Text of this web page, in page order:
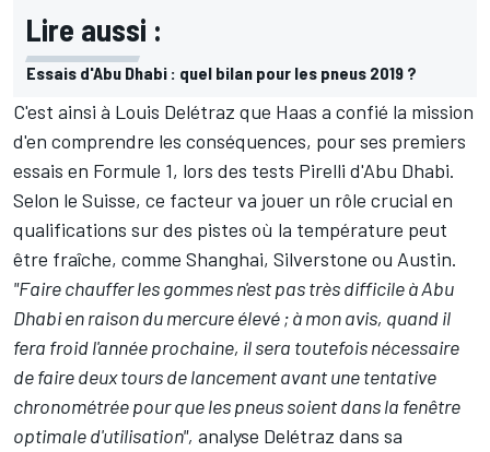
Lire aussi :
Essais d'Abu Dhabi : quel bilan pour les pneus 2019 ?
C'est ainsi à Louis Delétraz que Haas a confié la mission
d'en comprendre les conséquences, pour ses premiers
essais en Formule 1, lors des tests Pirelli d'Abu Dhabi.
Selon le Suisse, ce facteur va jouer un rôle crucial en
qualifications sur des pistes où la température peut
être fraîche, comme Shanghai, Silverstone ou Austin.
"Faire chauffer les gommes n'est pas très difficile à Abu
Dhabi en raison du mercure élevé ; à mon avis, quand il
fera froid l'année prochaine, il sera toutefois nécessaire
de faire deux tours de lancement avant une tentative
chronométrée pour que les pneus soient dans la fenêtre
optimale d'utilisation", analyse Delétraz dans sa